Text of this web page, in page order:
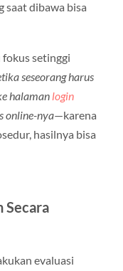
saat dibawa bisa
setinggi
seseorang harus
halaman login
online-nya—karena
hasilnya bisa
Secara
evaluasi